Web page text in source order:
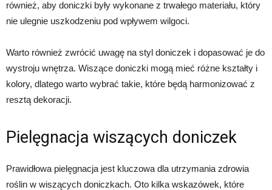
również, aby doniczki były wykonane z trwałego materiału, który
nie ulegnie uszkodzeniu pod wpływem wilgoci.
Warto również zwrócić uwagę na styl doniczek i dopasować je do
wystroju wnętrza. Wiszące doniczki mogą mieć różne kształty i
kolory, dlatego warto wybrać takie, które będą harmonizować z
resztą dekoracji.
Pielęgnacja wiszących doniczek
Prawidłowa pielęgnacja jest kluczowa dla utrzymania zdrowia
roślin w wiszących doniczkach. Oto kilka wskazówek, które